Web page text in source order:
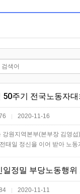
50주기 전국노동자
| 2020-11-16
강원지역본부(본부장 김영
태일 정신을 이어 받아 노
일정밀 부당노동행
| 2020-11-11